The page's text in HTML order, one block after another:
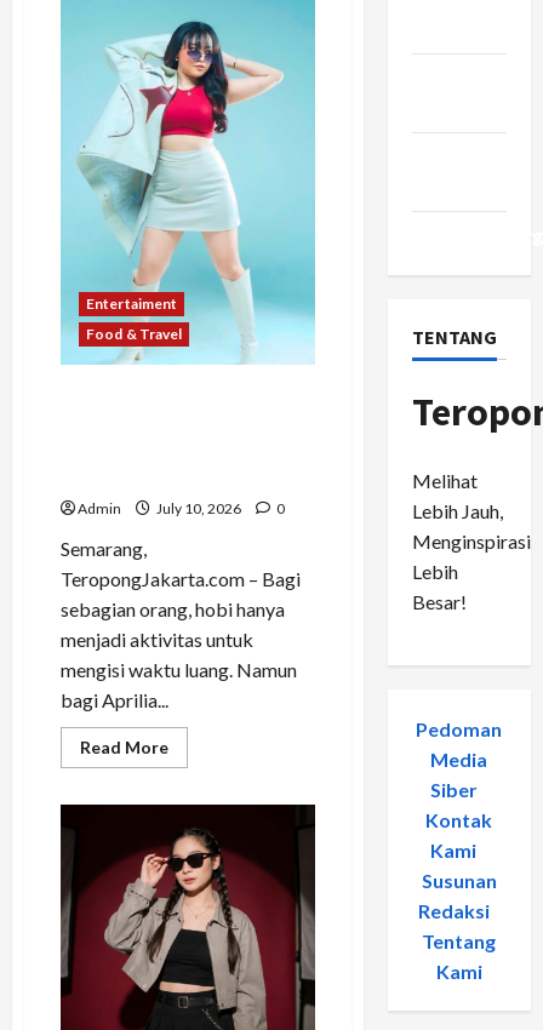
Apip
Darmawan
Bangun
Mimpi
Anak-
anak
Papua
Entertaiment
Food & Travel
Admin July 10, 2026 0
Semarang,
TeropongJakarta.com – Bagi
sebagian orang, hobi hanya
menjadi aktivitas untuk
mengisi waktu luang. Namun
bagi Aprilia...
Read MoreRead
more
Menjadi
Resident
DJ,
DJ
April
Bangun
Karier
dan
Bisnis
Kuliner
Berkat
Konsistensi
TENTANG
Melihat
Lebih Jauh,
Menginspirasi
Lebih
Besar!
Pedoman
Media
Siber-
Kontak
Kami
Susunan
Redaksi-
Tentang
Kami